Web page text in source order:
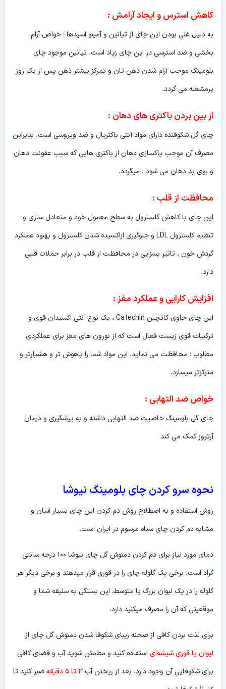
کاهش استرس و ایجاد آرامش :
به دلیل غنی بودن این چای از تیانین و آمینو اسیدها ؛ خواص آرام
بخشی و ضد استرسی در این چای زیاد است. تیانین موجود چای
بلومینگ موجب آرام شدن ذهن تان و تمرکز بیشتر ذهن پس از یک روز
پرمشغله می گردد.
از بین بردن باکتری های دهان :
چای گل شکوفنده دارای مواد آنتی باکتریال و ضد ویروسی است. بنابراین
مصرف آن موجب پاکسازی دهان از باکتری هایی که سبب عفونت دهان
و بوی بد دهان می شود ، میگردد.
محافظت از قلب:
این چای با کاهش کلسترول به سطح معمول خود و متعادل سازی و
تنظیم کلسترول LDL و جلوگیری ازاکسیده شدن کلسترول و بهبود عملکرد
گردش خون ، تاثیر بسزایی در محافظت از قلب در برابر حملات قلبی
دارد.
افزایش کارایی و عملکرد مغز:
این چای حاوی کاتچین Catechin ، یک نوع آنتی اکسیدان قوی و
ترکیبات قوی زیست فعال است که از نورون های مغز برای عملکردی
مطلوب ؛ محافظت می نماید. این مواد شما را باهوش تر و هشیارتر و
مترکزتر میسازد.
خواص ضد التهابی :
چای گل بلومینگ خاصیت ضد التهابی داشته و به پیشگیری و درمان
آرتروز کمک می کند
نحوه سرو کردن چای بلومینگ نیوشا
روش استفاده و به اصطلاح روش دم کردن این چای بسیار آسان و
مشابه دم کردن چای سیاه مرسوم در ایران است.
دمای مورد نیاز برای دم کردن دمنوش گل چای نیوشا ۱۰۰ درجه سانتی
گراد است. برخی یک گلوله چای را در قوری قرار میدهند و برخی دیگر هر
گلوله را در یک لیوان بزرگ یا متوسط، این بستگی به سلیقه شما و
موقعیتی که آن را مصرف میکنید دارد.
برای لذت بردن کافی از صحنه زیبای شکوفا شدن دمنوش گل چای از
لیوان یا قوری شیشه‌ای استفاده کنید و مطمئن شوید آب و فضای کافی
برای شکوفایی‌ آن وجود دارد. بعد از ریختن آب ۳ تا ۵ دقیقه
صبر کنید تا